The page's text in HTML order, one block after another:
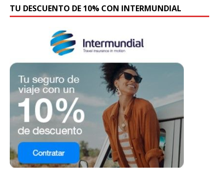
TU DESCUENTO DE 10% CON INTERMUNDIAL